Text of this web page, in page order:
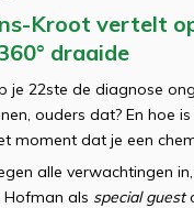
Kroot vertelt
draaide
je 22ste de diagnose
ouders dat? En hoe
moment dat je een
alle verwachtingen
als special guest